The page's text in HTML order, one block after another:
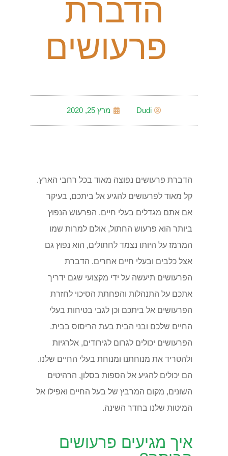
פרעושים
Dudi מרץ 25, 2020
הדברת פרעושים נפוצה מאוד בכל רחבי הארץ.
קל מאוד לפרעושים להגיע אל ביתכם, בעיקר
אם אתם מגדלים בעלי חיים. הפרעוש הנפוץ
ביותר הוא פרעוש החתול, אולם למרות שמו
המרמז על היותו נצמד לחתולים, הוא נפוץ גם
אצל כלבים ובעלי חיים אחרים. הדברת
הפרעושים תיעשה על ידי מקצועי שגם ידריך
אתכם על התנהלות והפחתת הסיכוי לחזרת
הפרעושים אל ביתכם וכן לגבי בטיחות בעלי
החיים שלכם ובני הבית בעת הריסוס בבית.
הפרעושים יכולים לגרום לגירודים, אלרגיות
ולהטריד את מנוחתנו ומנוחת בעלי החיים שלנו.
הם יכולים להגיע אל הספות בסלון, הרהיטים
השונים, מקום המרבץ של בעל החיים ואפילו אל
המיטות שלנו בחדר השינה.
איך מגיעים פרעושים